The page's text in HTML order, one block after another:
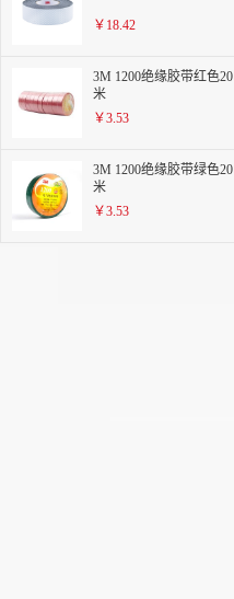
￥18.42
3M 1200绝缘胶带红色20
米
￥3.53
3M 1200绝缘胶带绿色20
米
￥3.53